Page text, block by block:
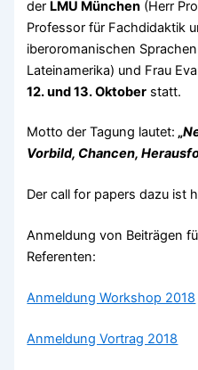
der LMU München (Herr
Professor für Fachdidaktik
iberoromanischen
Lateinamerika) und Frau
12. und 13. Oktober statt.
Motto der Tagung lautet: „
Vorbild, Chancen,
Der call for papers dazu ist
Anmeldung von Beiträgen
Referenten:
Anmeldung Workshop 2018
Anmeldung Vortrag 2018